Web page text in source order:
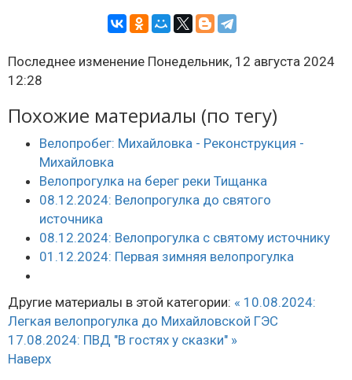
Последнее изменение Понедельник, 12 августа 2024
12:28
Похожие материалы (по тегу)
Велопробег: Михайловка - Реконструкция -
Михайловка
Велопрогулка на берег реки Тищанка
08.12.2024: Велопрогулка до святого
источника
08.12.2024: Велопрогулка с святому источнику
01.12.2024: Первая зимняя велопрогулка
Другие материалы в этой категории: « 10.08.2024:
Легкая велопрогулка до Михайловской ГЭС
17.08.2024: ПВД "В гостях у сказки" »
Наверх